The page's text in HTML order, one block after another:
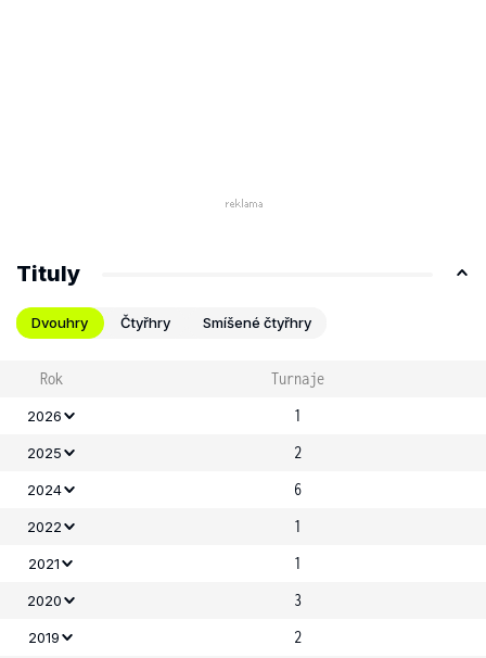
Tituly
Dvouhry Čtyřhry Smíšené čtyřhry
Rok Turnaje
2026 1
2025 2
2024 6
2022 1
2021 1
2020 3
2019 2